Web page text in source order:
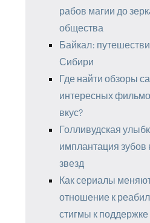
рабов магии до
общества
Байкал:
Сибири
Где найти обзоры
интересных
вкус?
Голливудская
имплантация зубов
звезд
Как сериалы
отношение к
стигмы к поддержке